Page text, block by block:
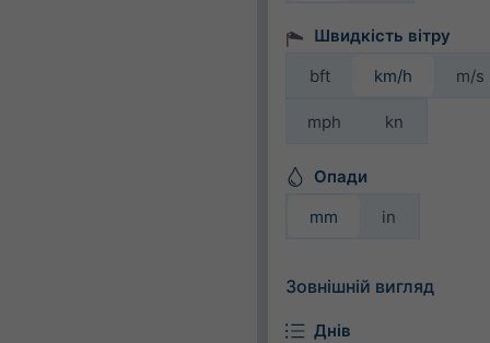
Швидкість вітру
bft
km/h m/s
mph kn
Опади
mm
in
Зовнішній вигляд
Днів